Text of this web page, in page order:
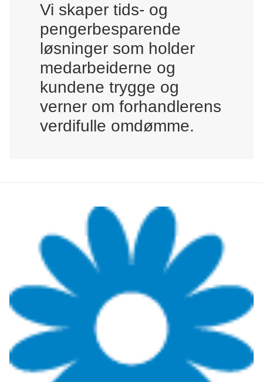
Vi skaper tids- og
pengerbesparende
løsninger som holder
medarbeiderne og
kundene trygge og
verner om forhandlerens
verdifulle omdømme.